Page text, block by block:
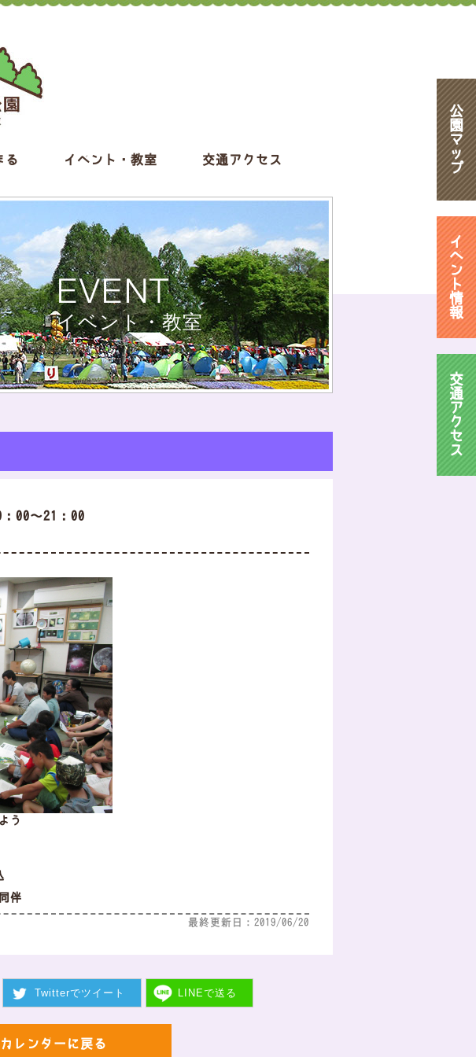
る イベント・教室 交通アクセス
公
園
マ
ッ
プ
イ
ベ
ン
ト
情
報
交
通
ア
ク
セ
ス
EVENT
イベント・教室
00～21：00
う
伴
最終更新日：2019/06/20
Twitterでツイート LINEで送る
カレンダーに戻る